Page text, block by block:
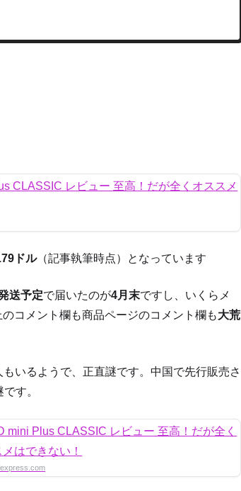
ドル（記事執筆時点）となっています
送予定で届いたのが4月末ですし、いくらメ
コメント欄も商品ページのコメント欄も大荒
いるようで、正直謎です。中国で先行販売さ
す。